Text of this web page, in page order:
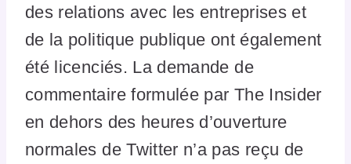
des relations avec les entreprises et
de la politique publique ont également
été licenciés. La demande de
commentaire formulée par The Insider
en dehors des heures d’ouverture
normales de Twitter n’a pas reçu de